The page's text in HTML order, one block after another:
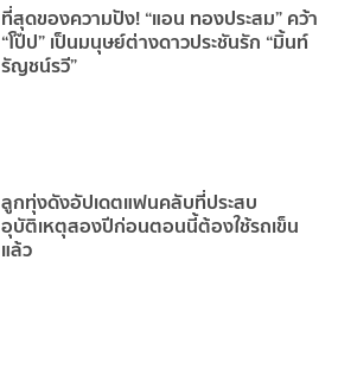
ที่สุดของความปัง! “แอน ทองประสม” คว้า
“โป๊ป” เป็นมนุษย์ต่างดาวประชันรัก “มิ้นท์
รัญชน์รวี”
ลูกทุ่งดังอัปเดตแฟนคลับที่ประสบ
อุบัติเหตุสองปีก่อนตอนนี้ต้องใช้รถเข็น
แล้ว